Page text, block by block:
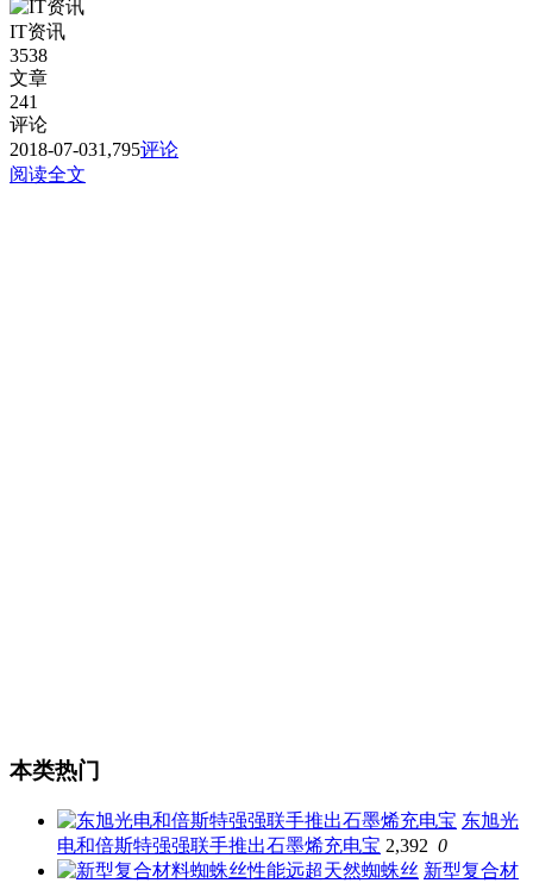
IT资讯
3538
文章
241
评论
2018-07-031,795评论
阅读全文
本类热门
东旭光
电和倍斯特强强联手推出石墨烯充电宝 2,392 0
新型复合材